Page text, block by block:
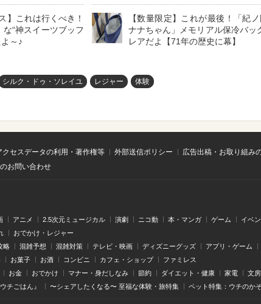
】これは行くべき！
な“神スイーツブッフ
～♪
【数量限定】これが最後！「紀
ナナちゃん」メモリアル保冷バッ
レアだよ【71年の歴史に幕】
シルク・ドゥ・ソレイユ レジャー 体験
クセスデータの利用・著作権等 外部送信ポリシー
広告出稿・お取り組み
お問い合わせ
アニメ 2.5次元ミュージカル 演劇 ニコ動 本・マンガ ゲーム イベ
おでかけ・レジャー
略 混雑予想 混雑対策 テレビ・映画 ディズニーグッズ アプリ・ゲーム
お菓子 お酒 コンビニ カフェ・ショップ ファミレス
お金 おでかけ マナー・身だしなみ 節約 ダイエット・健康 家電 文
チごはん』 〜シェアしたくなる〜 至福な体験・旅特集 ペット特集：ウチのかぞ